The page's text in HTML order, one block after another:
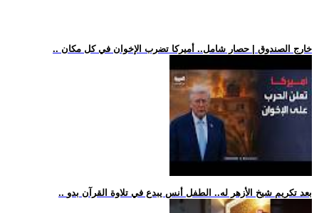
.. خارج الصندوق | حصار شامل.. أميركا تضرب الإخوان في كل مكان
.. بعد تكريم شيخ الأزهر له.. الطفل أنس يبدع في تلاوة القرآن بدو